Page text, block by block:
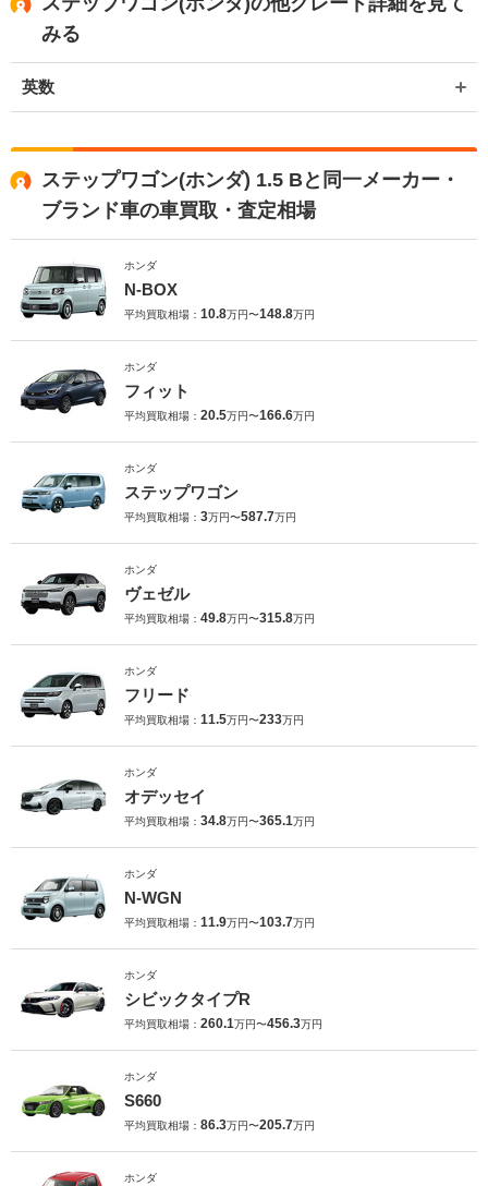
みる
英数
ステップワゴン(ホンダ) 1.5 Bと同一メーカー・
ブランド車の車買取・査定相場
ホンダ
N-BOX
平均買取相場： 10.8万円〜148.8万円
ホンダ
フィット
平均買取相場： 20.5万円〜166.6万円
ホンダ
ステップワゴン
平均買取相場： 3万円〜587.7万円
ホンダ
ヴェゼル
平均買取相場： 49.8万円〜315.8万円
ホンダ
フリード
平均買取相場： 11.5万円〜233万円
ホンダ
オデッセイ
平均買取相場： 34.8万円〜365.1万円
ホンダ
N-WGN
平均買取相場： 11.9万円〜103.7万円
ホンダ
シビックタイプR
平均買取相場： 260.1万円〜456.3万円
ホンダ
S660
平均買取相場： 86.3万円〜205.7万円
ホンダ